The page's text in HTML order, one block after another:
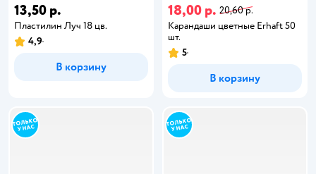
13,50 р.
Пластилин Луч 18 цв.
4,9
В корзину
18,00 р. 20,60 р.
Карандаши цветные Erhaft 50
шт.
5
В корзину